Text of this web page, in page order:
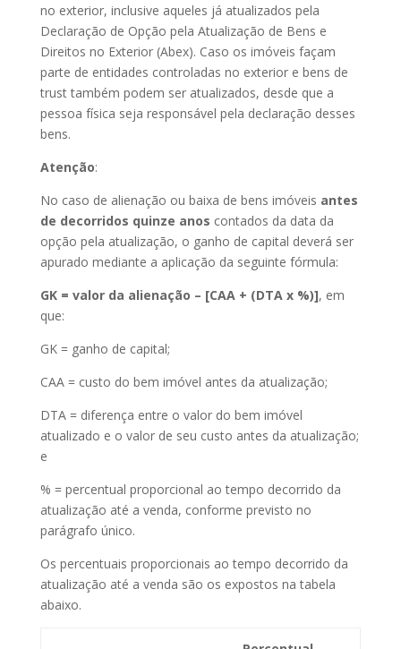
no exterior, inclusive aqueles já atualizados pela
Declaração de Opção pela Atualização de Bens e
Direitos no Exterior (Abex). Caso os imóveis façam
parte de entidades controladas no exterior e bens de
trust também podem ser atualizados, desde que a
pessoa física seja responsável pela declaração desses
bens.
Atenção:
No caso de alienação ou baixa de bens imóveis antes
de decorridos quinze anos contados da data da
opção pela atualização, o ganho de capital deverá ser
apurado mediante a aplicação da seguinte fórmula:
GK = valor da alienação – [CAA + (DTA x %)], em
que:
GK = ganho de capital;
CAA = custo do bem imóvel antes da atualização;
DTA = diferença entre o valor do bem imóvel
atualizado e o valor de seu custo antes da atualização;
e
% = percentual proporcional ao tempo decorrido da
atualização até a venda, conforme previsto no
parágrafo único.
Os percentuais proporcionais ao tempo decorrido da
atualização até a venda são os expostos na tabela
abaixo.